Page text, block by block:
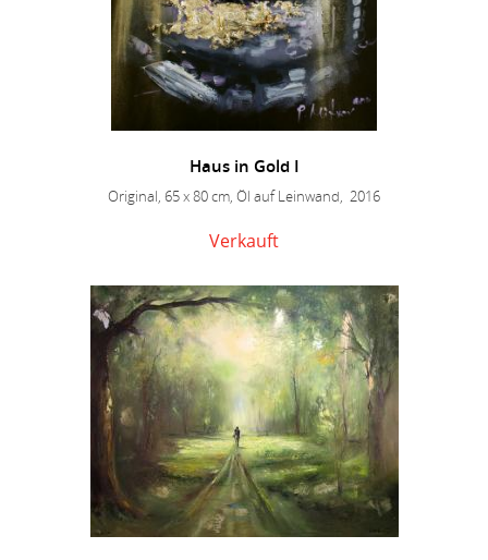
Haus in Gold I
Original, 65 x 80 cm, Öl auf Leinwand, 2016
Verkauft